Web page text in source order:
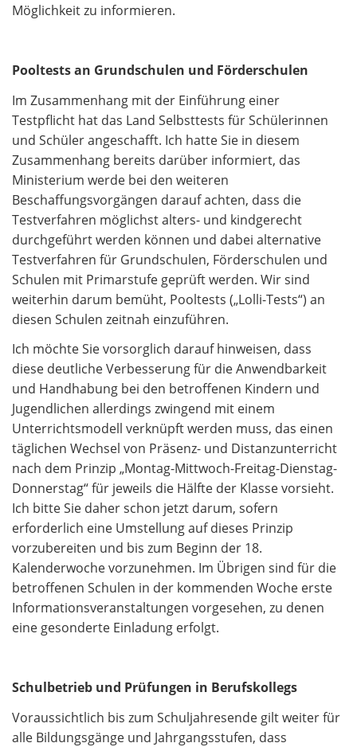
Möglichkeit zu informieren.
Pooltests an Grundschulen und Förderschulen
Im Zusammenhang mit der Einführung einer
Testpflicht hat das Land Selbsttests für Schülerinnen
und Schüler angeschafft. Ich hatte Sie in diesem
Zusammenhang bereits darüber informiert, das
Ministerium werde bei den weiteren
Beschaffungsvorgängen darauf achten, dass die
Testverfahren möglichst alters- und kindgerecht
durchgeführt werden können und dabei alternative
Testverfahren für Grundschulen, Förderschulen und
Schulen mit Primarstufe geprüft werden. Wir sind
weiterhin darum bemüht, Pooltests („Lolli-Tests“) an
diesen Schulen zeitnah einzuführen.
Ich möchte Sie vorsorglich darauf hinweisen, dass
diese deutliche Verbesserung für die Anwendbarkeit
und Handhabung bei den betroffenen Kindern und
Jugendlichen allerdings zwingend mit einem
Unterrichtsmodell verknüpft werden muss, das einen
täglichen Wechsel von Präsenz- und Distanzunterricht
nach dem Prinzip „Montag-Mittwoch-Freitag-Dienstag-
Donnerstag“ für jeweils die Hälfte der Klasse vorsieht.
Ich bitte Sie daher schon jetzt darum, sofern
erforderlich eine Umstellung auf dieses Prinzip
vorzubereiten und bis zum Beginn der 18.
Kalenderwoche vorzunehmen. Im Übrigen sind für die
betroffenen Schulen in der kommenden Woche erste
Informationsveranstaltungen vorgesehen, zu denen
eine gesonderte Einladung erfolgt.
Schulbetrieb und Prüfungen in Berufskollegs
Voraussichtlich bis zum Schuljahresende gilt weiter für
alle Bildungsgänge und Jahrgangsstufen, dass